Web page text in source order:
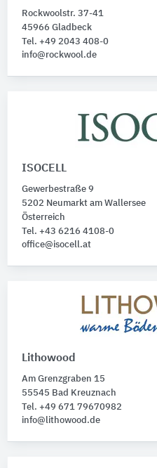
Rockwoolstr. 37-41
45966 Gladbeck
Tel. +49 2043 408-0
info@rockwool.de
ISOCELL
Gewerbestraße 9
5202 Neumarkt am Wallersee
Österreich
Tel. +43 6216 4108-0
office@isocell.at
Lithowood
Am Grenzgraben 15
55545 Bad Kreuznach
Tel. +49 671 79670982
info@lithowood.de